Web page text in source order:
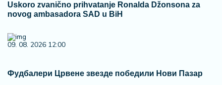
Uskoro zvanično prihvatanje Ronalda Džonsona za
novog ambasadora SAD u BiH
09. 08. 2026 12:00
Фудбалери Црвене звезде победили Нови Пазар